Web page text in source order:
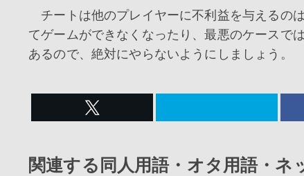
チートは他のプレイヤーに不利益を与えるの
てゲームができなくなったり、最悪のケースで
あるので、絶対にやらないようにしましょう。
関連する同人用語・オタ用語・ネ